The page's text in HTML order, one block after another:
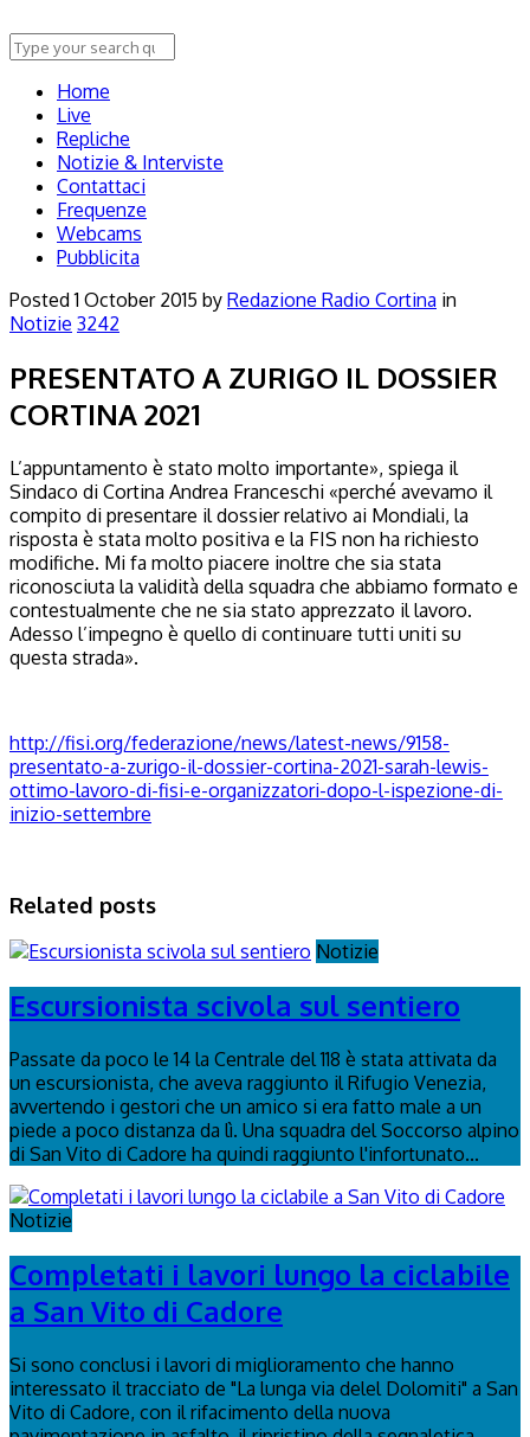
Home
Live
Repliche
Notizie & Interviste
Contattaci
Frequenze
Webcams
Pubblicita
Posted1 October 2015 by Redazione Radio Cortina in
Notizie 3242
PRESENTATO A ZURIGO IL DOSSIER
CORTINA 2021
L’appuntamento è stato molto importante», spiega il
Sindaco di Cortina Andrea Franceschi «perché avevamo il
compito di presentare il dossier relativo ai Mondiali, la
risposta è stata molto positiva e la FIS non ha richiesto
modifiche. Mi fa molto piacere inoltre che sia stata
riconosciuta la validità della squadra che abbiamo formato e
contestualmente che ne sia stato apprezzato il lavoro.
Adesso l’impegno è quello di continuare tutti uniti su
questa strada».
http://fisi.org/federazione/news/latest-news/9158-
presentato-a-zurigo-il-dossier-cortina-2021-sarah-lewis-
ottimo-lavoro-di-fisi-e-organizzatori-dopo-l-ispezione-di-
inizio-settembre
Related posts
Notizie
Escursionista scivola sul sentiero
Passate da poco le 14 la Centrale del 118 è stata attivata da
un escursionista, che aveva raggiunto il Rifugio Venezia,
avvertendo i gestori che un amico si era fatto male a un
piede a poco distanza da lì. Una squadra del Soccorso alpino
di San Vito di Cadore ha quindi raggiunto l'infortunato...
Notizie
Completati i lavori lungo la ciclabile
a San Vito di Cadore
Si sono conclusi i lavori di miglioramento che hanno
interessato il tracciato de "La lunga via delel Dolomiti" a San
Vito di Cadore, con il rifacimento della nuova